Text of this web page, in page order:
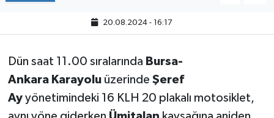
20.08.2024 - 16:17
Dün saat 11.00 sıralarında Bursa-
Ankara Karayolu üzerinde Şeref
Ayyönetimindeki 16 KLH 20 plakalı motosiklet,